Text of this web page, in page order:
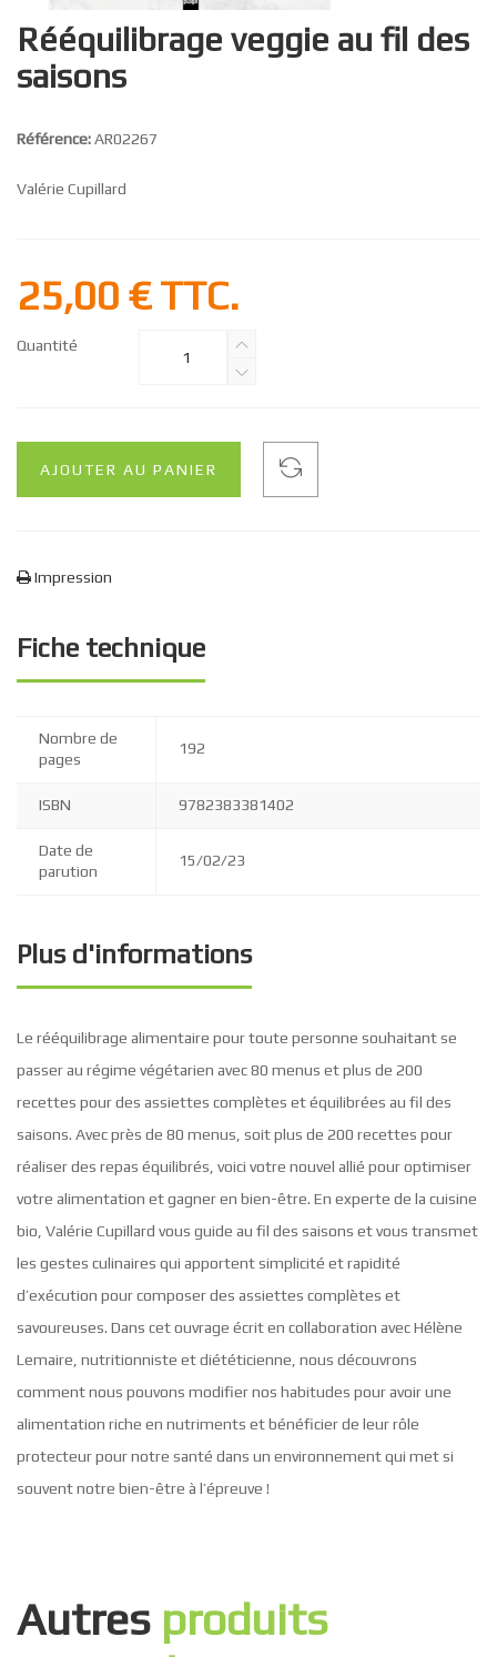
Rééquilibrage veggie au fil des
saisons
Référence:AR02267
Valérie Cupillard
25,00 €TTC.
Quantité
AJOUTER AU PANIER
Impression
Fiche technique
Nombre de
pages
192
ISBN 9782383381402
Date de
parution
15/02/23
Plus d'informations
Le rééquilibrage alimentaire pour toute personne souhaitant se
passer au régime végétarien avec 80 menus et plus de 200
recettes pour des assiettes complètes et équilibrées au fil des
saisons. Avec près de 80 menus, soit plus de 200 recettes pour
réaliser des repas équilibrés, voici votre nouvel allié pour optimiser
votre alimentation et gagner en bien-être. En experte de la cuisine
bio, Valérie Cupillard vous guide au fil des saisons et vous transmet
les gestes culinaires qui apportent simplicité et rapidité
d’exécution pour composer des assiettes complètes et
savoureuses. Dans cet ouvrage écrit en collaboration avec Hélène
Lemaire, nutritionniste et diététicienne, nous découvrons
comment nous pouvons modifier nos habitudes pour avoir une
alimentation riche en nutriments et bénéficier de leur rôle
protecteur pour notre santé dans un environnement qui met si
souvent notre bien-être à l’épreuve !
Autres produits